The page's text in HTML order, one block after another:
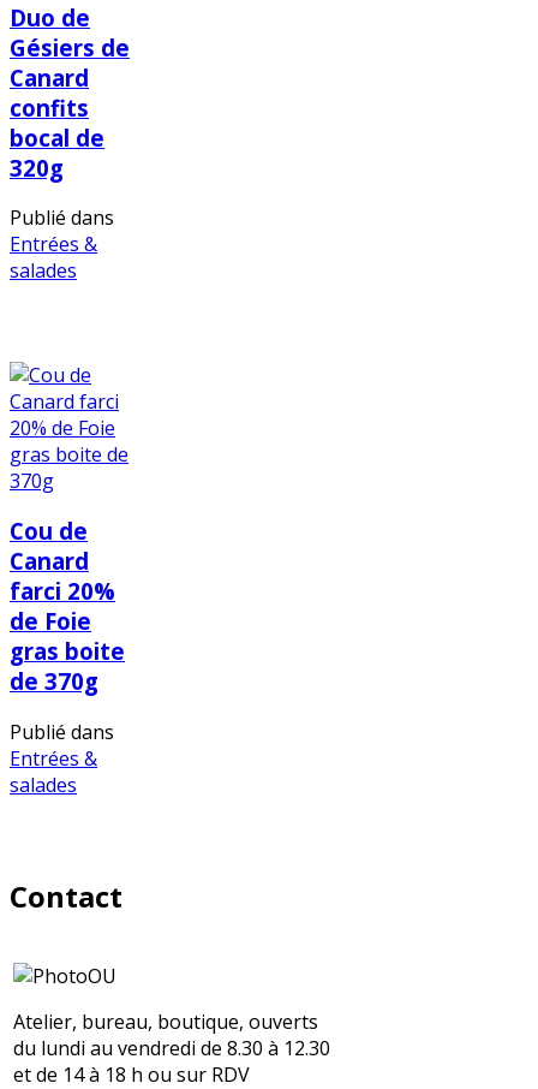
Duo de
Gésiers de
Canard
confits
bocal de
320g
Publié dans
Entrées &
salades
Cou de
Canard
farci 20%
de Foie
gras boite
de 370g
Publié dans
Entrées &
salades
Contact
Atelier, bureau, boutique, ouverts
du lundi au vendredi de 8.30 à 12.30
et de 14 à 18 h ou sur RDV